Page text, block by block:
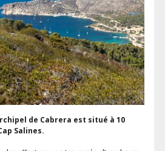
de Cabrera est situé à 10
Salines.